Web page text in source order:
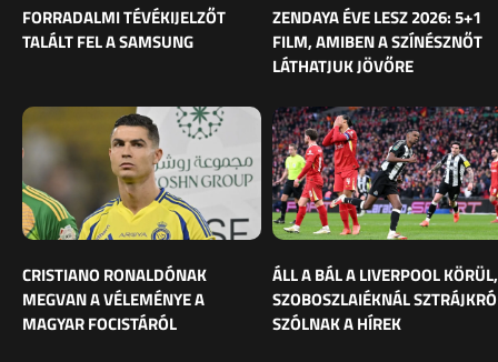
FORRADALMI TÉVÉKIJELZŐT
TALÁLT FEL A SAMSUNG
ZENDAYA ÉVE LESZ 2026: 5+1
FILM, AMIBEN A SZÍNÉSZNŐT
LÁTHATJUK JÖVŐRE
CRISTIANO RONALDÓNAK
MEGVAN A VÉLEMÉNYE A
MAGYAR FOCISTÁRÓL
ÁLL A BÁL A LIVERPOOL KÖRÜL,
SZOBOSZLAIÉKNÁL
SZÓLNAK A HÍREK